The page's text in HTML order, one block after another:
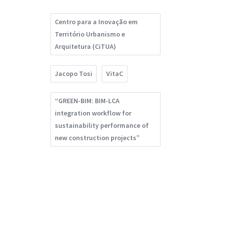
Centro para a Inovação em
Território Urbanismo e
Arquitetura (CiTUA)
Jacopo Tosi VitaC
“GREEN-BIM: BIM-LCA
integration workflow for
sustainability performance of
new construction projects”